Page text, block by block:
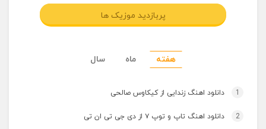
پربازدید موزیک ها
هفته ماه سال
1 دانلود اهنگ زندایی از کیکاوس صالحی
2 دانلود اهنگ تاپ و توپ ۷ از دی جی تی ان تی